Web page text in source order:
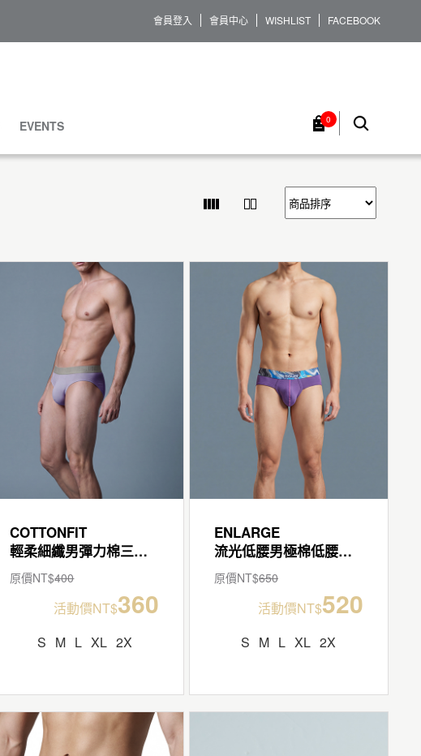
會員登入 會員中心 WISHLIST FACEBOOK
EVENTS 0
COTTONFIT
輕柔細纖男彈力棉三角褲
原價NT$400
活動價NT$360
S M L XL 2X
ENLARGE
流光低腰男極棉低腰三角褲
原價NT$650
活動價NT$520
S M L XL 2X